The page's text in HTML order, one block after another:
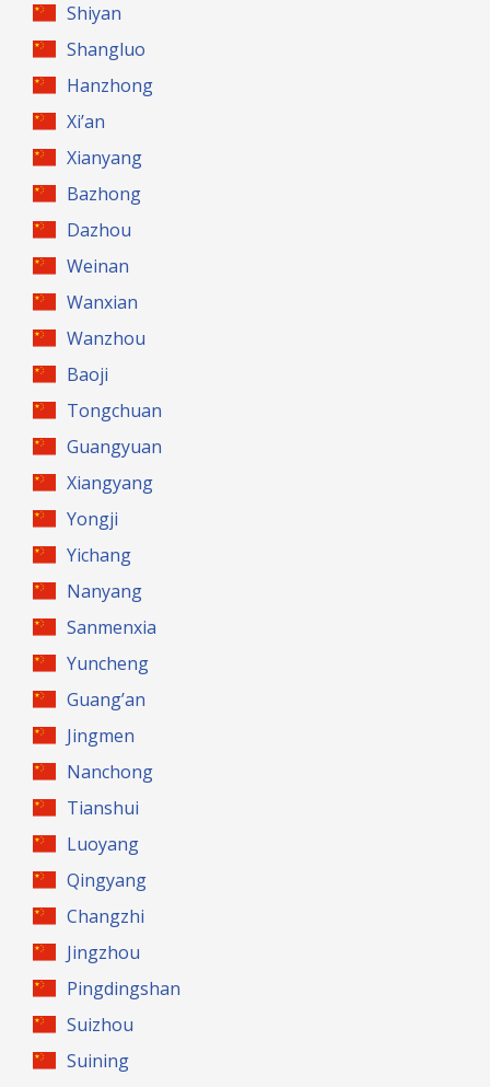
Shiyan
Shangluo
Hanzhong
Xi’an
Xianyang
Bazhong
Dazhou
Weinan
Wanxian
Wanzhou
Baoji
Tongchuan
Guangyuan
Xiangyang
Yongji
Yichang
Nanyang
Sanmenxia
Yuncheng
Guang’an
Jingmen
Nanchong
Tianshui
Luoyang
Qingyang
Changzhi
Jingzhou
Pingdingshan
Suizhou
Suining